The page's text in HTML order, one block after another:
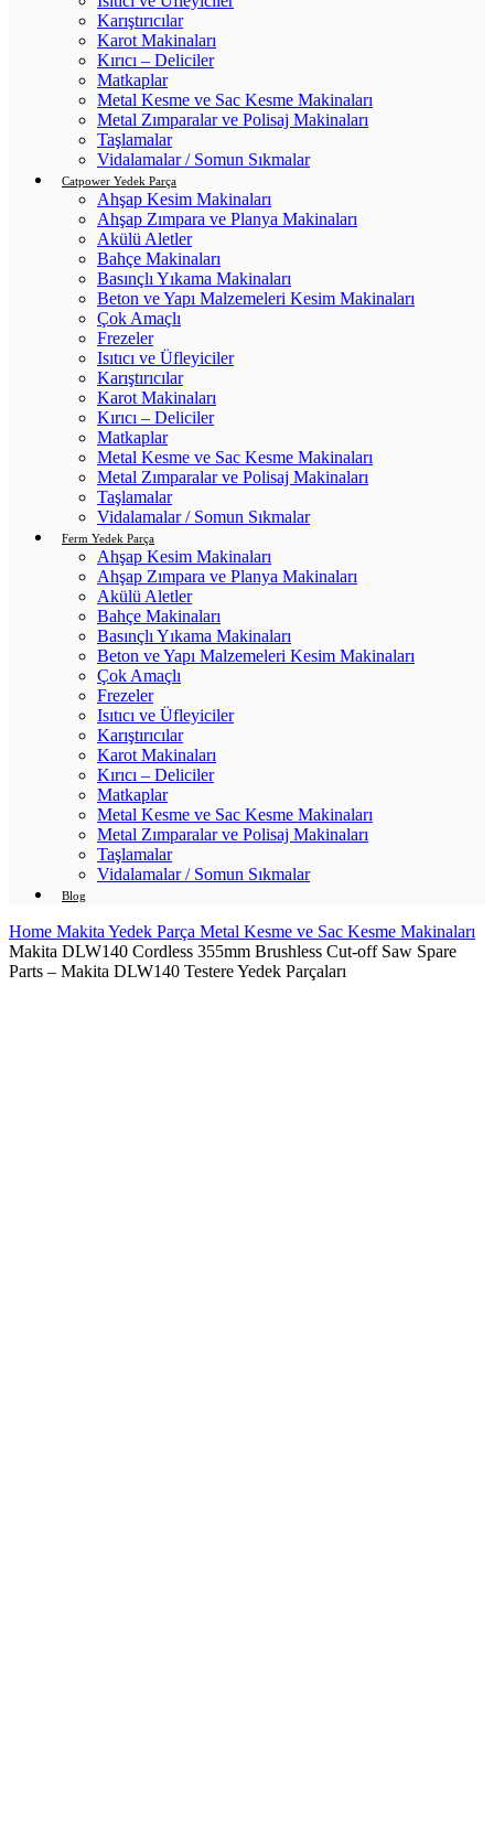
Karıştırıcılar
Karot Makinaları
Kırıcı – Deliciler
Matkaplar
Metal Kesme ve Sac Kesme Makinaları
Metal Zımparalar ve Polisaj Makinaları
Taşlamalar
Vidalamalar / Somun Sıkmalar
Catpower Yedek Parça
Ahşap Kesim Makinaları
Ahşap Zımpara ve Planya Makinaları
Akülü Aletler
Bahçe Makinaları
Basınçlı Yıkama Makinaları
Beton ve Yapı Malzemeleri Kesim Makinaları
Çok Amaçlı
Frezeler
Isıtıcı ve Üfleyiciler
Karıştırıcılar
Karot Makinaları
Kırıcı – Deliciler
Matkaplar
Metal Kesme ve Sac Kesme Makinaları
Metal Zımparalar ve Polisaj Makinaları
Taşlamalar
Vidalamalar / Somun Sıkmalar
Ferm Yedek Parça
Ahşap Kesim Makinaları
Ahşap Zımpara ve Planya Makinaları
Akülü Aletler
Bahçe Makinaları
Basınçlı Yıkama Makinaları
Beton ve Yapı Malzemeleri Kesim Makinaları
Çok Amaçlı
Frezeler
Isıtıcı ve Üfleyiciler
Karıştırıcılar
Karot Makinaları
Kırıcı – Deliciler
Matkaplar
Metal Kesme ve Sac Kesme Makinaları
Metal Zımparalar ve Polisaj Makinaları
Taşlamalar
Vidalamalar / Somun Sıkmalar
Blog
Home Makita Yedek Parça Metal Kesme ve Sac Kesme Makinaları
Makita DLW140 Cordless 355mm Brushless Cut-off Saw Spare
Parts – Makita DLW140 Testere Yedek Parçaları